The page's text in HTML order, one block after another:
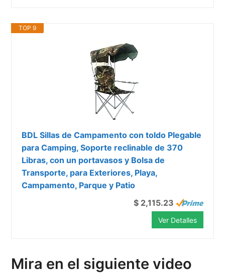
TOP 9
BDL Sillas de Campamento con toldo Plegable
para Camping, Soporte reclinable de 370
Libras, con un portavasos y Bolsa de
Transporte, para Exteriores, Playa,
Campamento, Parque y Patio
$ 2,115.23
Ver Detalles
Mira en el siguiente video